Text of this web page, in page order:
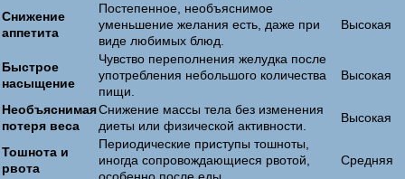
Снижение
аппетита
Постепенное, необъяснимое
уменьшение желания есть, даже при
виде любимых блюд.
Высокая
Быстрое
насыщение
Чувство переполнения желудка после
употребления небольшого количества
пищи.
Высокая
Необъяснимая
потеря веса
Снижение массы тела без изменения
диеты или физической активности.
Высокая
Тошнота и
рвота
Периодические приступы тошноты,
иногда сопровождающиеся рвотой,
Средняя